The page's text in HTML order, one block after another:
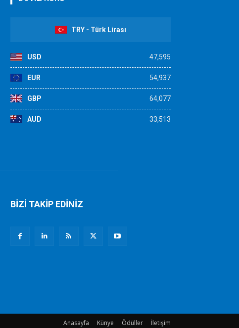
TRY - Türk Lirası
USD 47,595
EUR 54,937
GBP 64,077
AUD 33,513
BİZİ TAKİP EDİNİZ
Anasayfa Künye Ödüller İletişim